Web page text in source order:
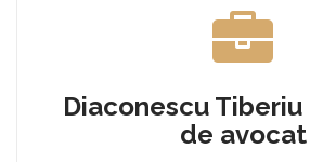
Diaconescu
de avocat